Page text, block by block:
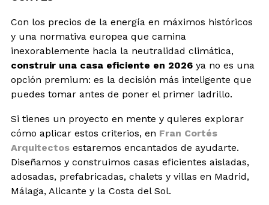
Con los precios de la energía en máximos históricos
y una normativa europea que camina
inexorablemente hacia la neutralidad climática,
construir una casa eficiente en 2026 ya no es una
opción premium: es la decisión más inteligente que
puedes tomar antes de poner el primer ladrillo.
Si tienes un proyecto en mente y quieres explorar
cómo aplicar estos criterios, en Fran Cortés
Arquitectos estaremos encantados de ayudarte.
Diseñamos y construimos casas eficientes aisladas,
adosadas, prefabricadas, chalets y villas en Madrid,
Málaga, Alicante y la Costa del Sol.